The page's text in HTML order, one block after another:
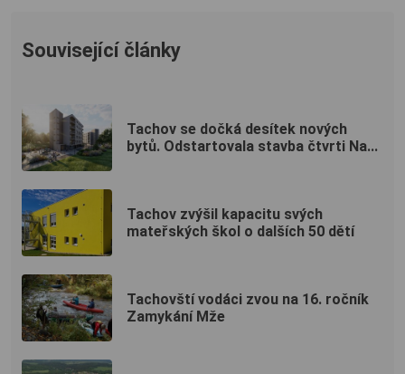
Související články
Tachov se dočká desítek nových
bytů. Odstartovala stavba čtvrti Na...
Tachov zvýšil kapacitu svých
mateřských škol o dalších 50 dětí
Tachovští vodáci zvou na 16. ročník
Zamykání Mže